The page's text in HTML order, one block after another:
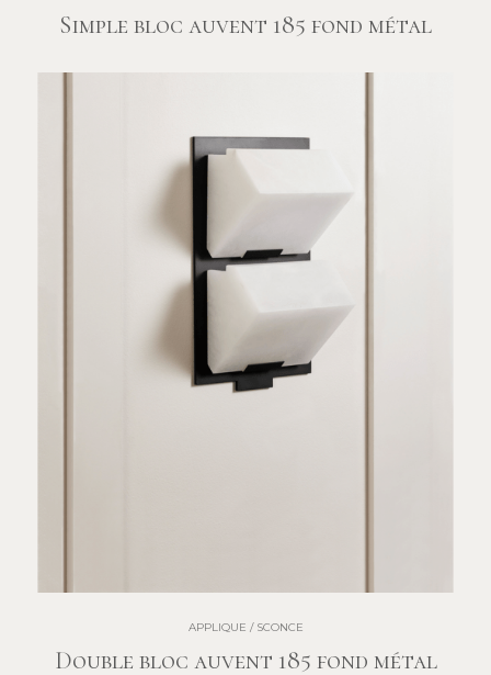
Simple bloc auvent 185 fond métal
APPLIQUE / SCONCE
Double bloc auvent 185 fond métal